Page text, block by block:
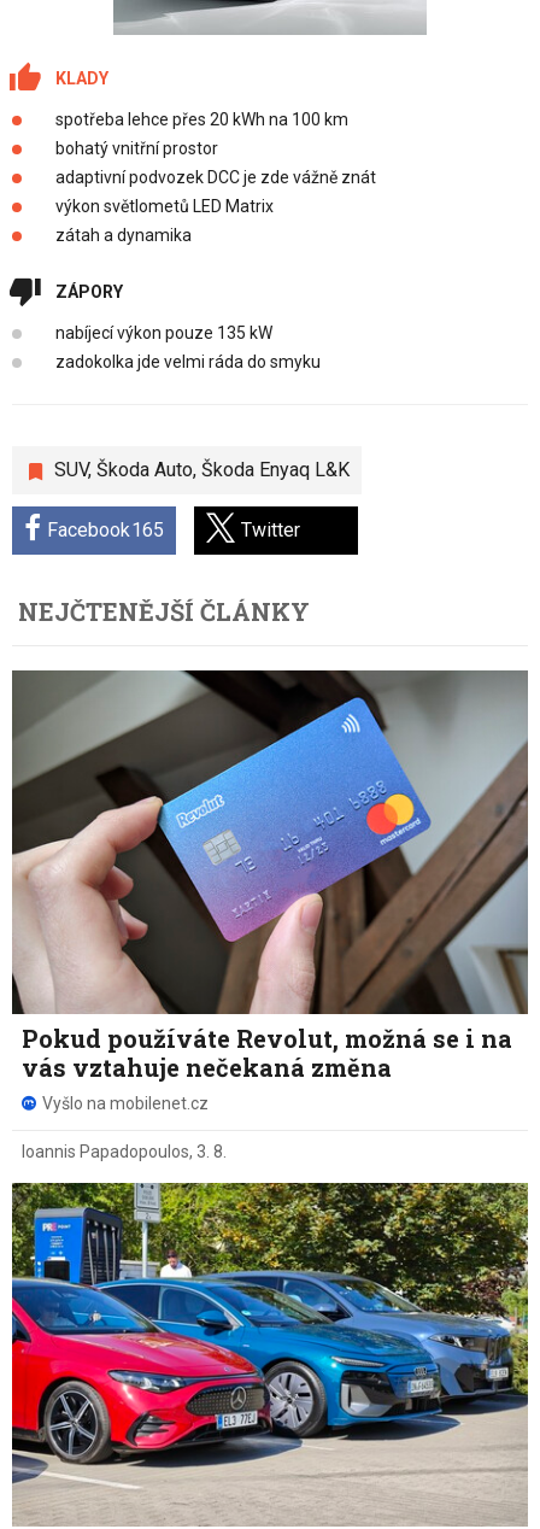
KLADY
spotřeba lehce přes 20 kWh na 100 km
bohatý vnitřní prostor
adaptivní podvozek DCC je zde vážně znát
výkon světlometů LED Matrix
zátah a dynamika
ZÁPORY
nabíjecí výkon pouze 135 kW
zadokolka jde velmi ráda do smyku
SUV, Škoda Auto, Škoda Enyaq L&K
Facebook165 Twitter
NEJČTENĚJŠÍ ČLÁNKY
Pokud používáte Revolut, možná se i na
vás vztahuje nečekaná změna
Vyšlo na mobilenet.cz
Ioannis Papadopoulos, 3. 8.